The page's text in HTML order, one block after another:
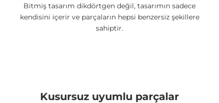
Bitmiş tasarım dikdörtgen değil, tasarımın sadece
kendisini içerir ve parçaların hepsi benzersiz şekillere
sahiptir.
Kusursuz uyumlu parçalar